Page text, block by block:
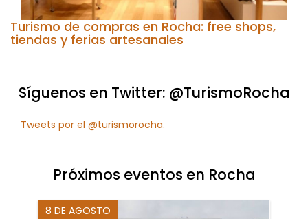
Turismo de compras en Rocha: free shops,
tiendas y ferias artesanales
Síguenos en Twitter: @TurismoRocha
Tweets por el @turismorocha.
Próximos eventos en Rocha
8 DE AGOSTO